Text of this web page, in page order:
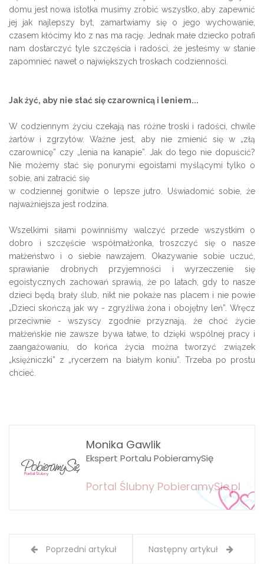
domu jest nowa istotka musimy zrobić wszystko, aby zapewnić
jej jak najlepszy byt, zamartwiamy się o jego wychowanie,
czasem kłócimy kto z nas ma rację. Jednak małe dziecko potrafi
nam dostarczyć tyle szczęścia i radości, że jesteśmy w stanie
zapomnieć nawet o największych troskach codzienności.
Jak żyć, aby nie stać się czarownicą i leniem...
W codziennym życiu czekają nas różne troski i radości, chwile
żartów i zgrzytów. Ważne jest, aby nie zmienić się w „złą
czarownicę” czy „lenia na kanapie”. Jak do tego nie dopuścić?
Nie możemy stać się ponurymi egoistami myślącymi tylko o
sobie, ani zatracić się
w codziennej gonitwie o lepsze jutro. Uświadomić sobie, że
najważniejsza jest rodzina.
Wszelkimi siłami powinniśmy walczyć przede wszystkim o
dobro i szczęście współmałżonka, troszczyć się o nasze
małżeństwo i o siebie nawzajem. Okazywanie sobie uczuć,
sprawianie drobnych przyjemności i wyrzeczenie się
egoistycznych zachowań sprawią, że po latach, gdy to nasze
dzieci będą brały ślub, nikt nie pokaże nas placem i nie powie
„Dzieci skończą jak wy - zgryźliwa żona i obojętny leń”. Wręcz
przeciwnie - wszyscy zgodnie przyznają, że choć życie
małżeńskie nie zawsze bywa łatwe, to dzięki wspólnej pracy i
zaangażowaniu, do końca życia można tworzyć związek
„księżniczki” z „rycerzem na białym koniu”. Trzeba po prostu
chcieć.
Monika Gawlik
Ekspert Portalu PobieramySię
Portal Ślubny PobieramySie.pl
Poprzedni artykuł Następny artykuł